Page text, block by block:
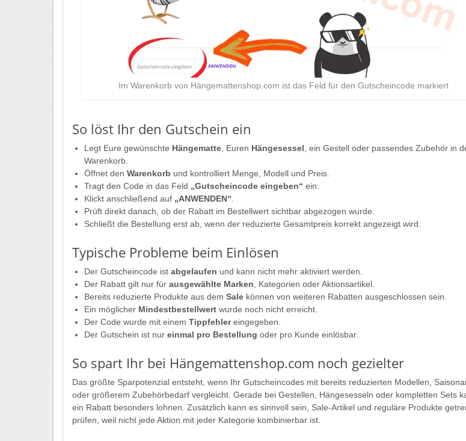
Im Warenkorb von Hängemattenshop.com ist das Feld für den Gutscheincode markiert
So löst Ihr den Gutschein ein
Legt Eure gewünschte Hängematte, Euren Hängesessel , ein Gestell oder passendes Zubehör in
Warenkorb.
Öffnet den Warenkorb und kontrolliert Menge, Modell und Preis.
Tragt den Code in das Feld „Gutscheincode eingeben“ ein.
Klickt anschließend auf „ANWENDEN“.
Prüft direkt danach, ob der Rabatt im Bestellwert sichtbar abgezogen wurde.
Schließt die Bestellung erst ab, wenn der reduzierte Gesamtpreis korrekt angezeigt wird.
Typische Probleme beim Einlösen
Der Gutscheincode ist abgelaufen und kann nicht mehr aktiviert werden.
Der Rabatt gilt nur für ausgewählte Marken, Kategorien oder Aktionsartikel.
Bereits reduzierte Produkte aus dem Sale können von weiteren Rabatten ausgeschlossen sein.
Ein möglicher Mindestbestellwert wurde noch nicht erreicht.
Der Code wurde mit einem Tippfehlereingegeben.
Der Gutschein ist nur einmal pro Bestellung oder pro Kunde einlösbar.
So spart Ihr bei Hängemattenshop.com noch gezielter
Das größte Sparpotenzial entsteht, wenn Ihr Gutscheincodes mit bereits reduzierten Modellen,
oder größerem Zubehörbedarf vergleicht. Gerade bei Gestellen, Hängesesseln oder kompletten Sets
ein Rabatt besonders lohnen. Zusätzlich kann es sinnvoll sein, Sale-Artikel und reguläre Produkte
prüfen, weil nicht jede Aktion mit jeder Kategorie kombinierbar ist.